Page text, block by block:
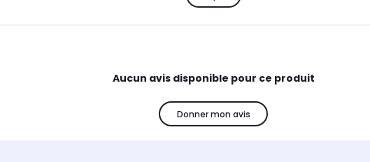
si ton téléphone supporte cette fonction. Tu n'as donc jamais besoin de
Aucun avis disponible pour ce produit
Donner mon avis